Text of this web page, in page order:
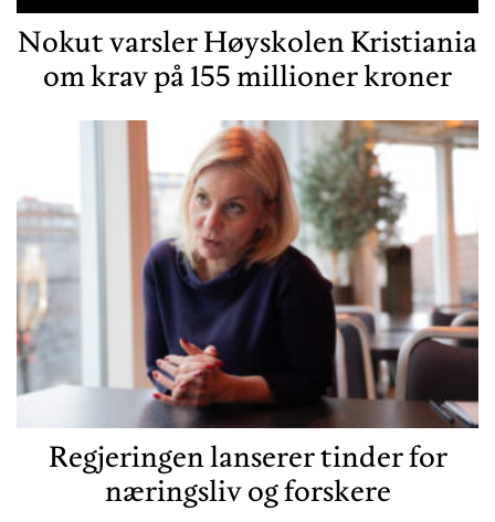
Nokut varsler Høyskolen Kristiania
om krav på 155 millioner kroner
Regjeringen lanserer tinder for
næringsliv og forskere